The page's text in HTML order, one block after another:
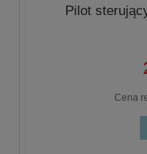
Pilot
Cena